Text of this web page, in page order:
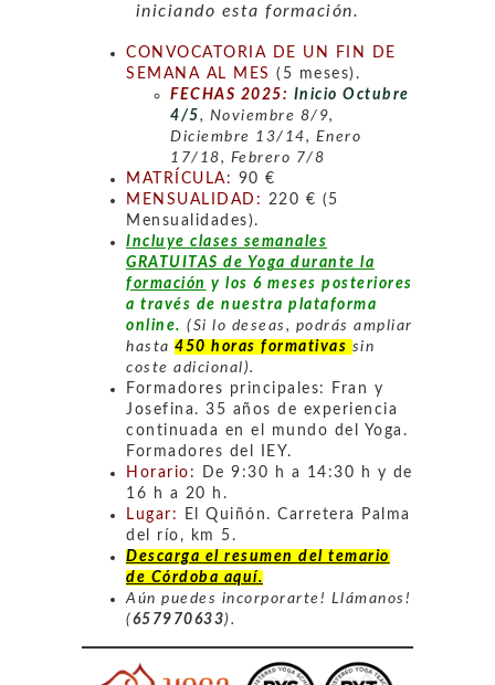
iniciando esta formación.
CONVOCATORIA DE UN FIN DE
SEMANA AL MES (5 meses).
FECHAS 2025: Inicio Octubre
4/5 , Noviembre 8/9,
Diciembre 13/14, Enero
17/18, Febrero 7/8
MATRÍCULA: 90 €
MENSUALIDAD:
220 € (5
Mensualidades).
Incluye clases semanales
GRATUITAS de Yoga durante la
formación y los 6 meses posteriores
a través de nuestra plataforma
online. (Si lo deseas, podrás ampliar
hasta 450 horas formativas sin
coste adicional).
Formadores principales: Fran y
Josefina. 35 años de experiencia
continuada en el mundo del Yoga.
Formadores del IEY.
Horario:
De 9:30 h a 14:30 h y de
16 h a 20 h.
Lugar:
El Quiñón. Carretera Palma
del río, km 5.
Descarga el resumen del temario
de Córdoba aquí.
Aún puedes incorporarte! Llámanos!
(657970633).